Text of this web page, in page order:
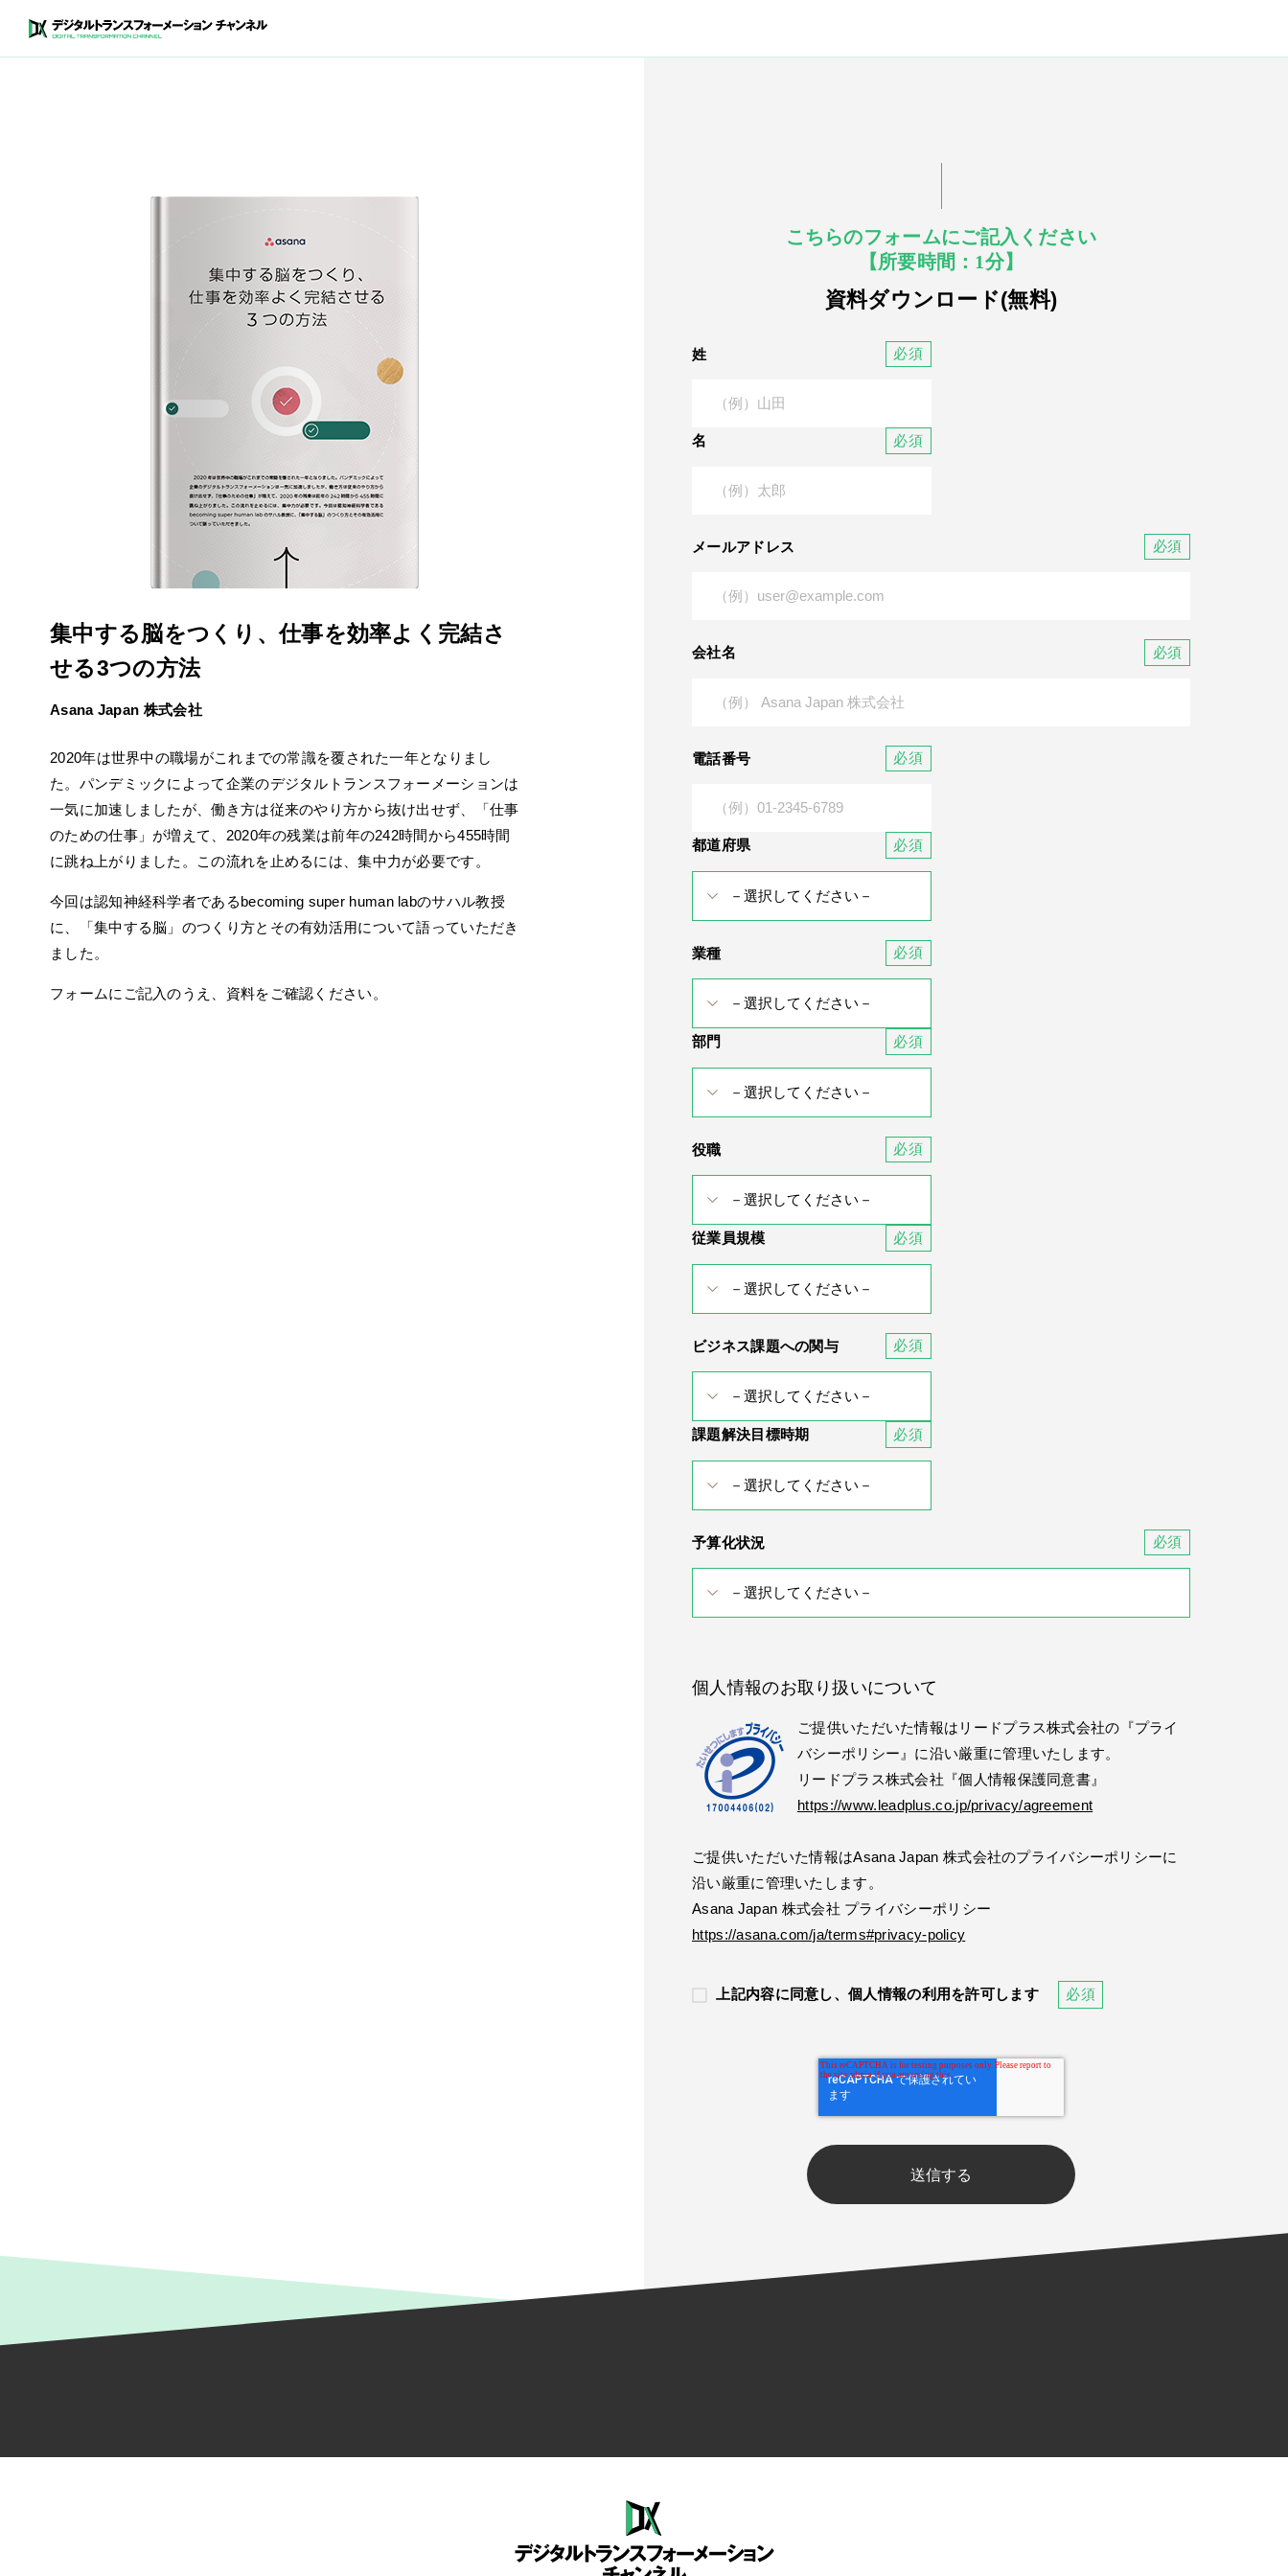
集中する脳をつくり、仕事を効率よく完結さ
せる3つの方法
Asana Japan 株式会社
2020年は世界中の職場がこれまでの常識を覆された一年となりまし
た。パンデミックによって企業のデジタルトランスフォーメーションは
一気に加速しましたが、働き方は従来のやり方から抜け出せず、「仕事
のための仕事」が増えて、2020年の残業は前年の242時間から455時間
に跳ね上がりました。この流れを止めるには、集中力が必要です。
今回は認知神経科学者であるbecoming super human labのサハル教授
に、「集中する脳」のつくり方とその有効活用について語っていただき
ました。
フォームにご記入のうえ、資料をご確認ください。
こちらのフォームにご記入ください
【所要時間：1分】
資料ダウンロード(無料)
姓
名
メールアドレス
会社名
電話番号
都道府県
業種
部門
役職
従業員規模
ビジネス課題への関与
課題解決目標時期
予算化状況
個人情報のお取り扱いについて
ご提供いただいた情報はリードプラス株式会社の『プライ
バシーポリシー』に沿い厳重に管理いたします。
リードプラス株式会社『個人情報保護同意書』
https://www.leadplus.co.jp/privacy/agreement
ご提供いただいた情報はAsana Japan 株式会社のプライバシーポリシーに
沿い厳重に管理いたします。
Asana Japan 株式会社 プライバシーポリシー
https://asana.com/ja/terms#privacy-policy
上記内容に同意し、個人情報の利用を許可します